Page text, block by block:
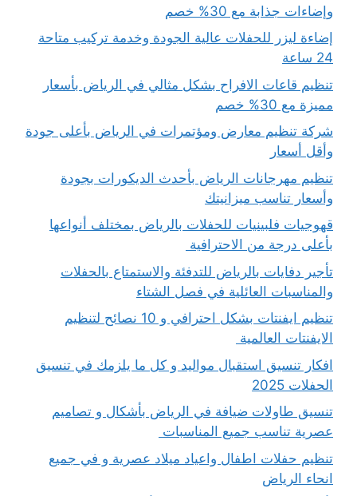
وإضاءات جذابة مع 30% خصم
إضاءة ليزر للحفلات عالية الجودة وخدمة تركيب متاحة
24 ساعة
تنظيم قاعات الافراح بشكل مثالي في الرياض بأسعار
مميزة مع 30% خصم
شركة تنظيم معارض ومؤتمرات في الرياض بأعلى جودة
وأقل أسعار
تنظيم مهرجانات الرياض بأحدث الديكورات بجودة
وأسعار تناسب ميزانيتك
قهوجيات فلبينيات للحفلات بالرياض بمختلف أنواعها
بأعلى درجة من الاحترافية
تأجير دفايات بالرياض للتدفئة والاستمتاع بالحفلات
والمناسبات العائلية في فصل الشتاء
تنظيم ايفنتات بشكل احترافي و 10 نصائح لتنظيم
الايفنتات العالمية
افكار تنسيق استقبال مواليد و كل ما يلزمك في تنسيق
الحفلات 2025
تنسيق طاولات ضيافة في الرياض بأشكال و تصاميم
عصرية تناسب جميع المناسبات
تنظيم حفلات اطفال واعياد ميلاد عصرية و في جميع
انحاء الرياض